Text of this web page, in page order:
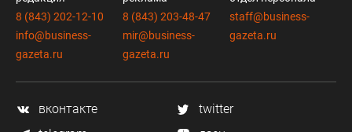
8 (843) 202-12-10
info@business-
gazeta.ru
8 (843) 203-48-47
mir@business-
gazeta.ru
staff@business-
gazeta.ru
вконтакте
twitter